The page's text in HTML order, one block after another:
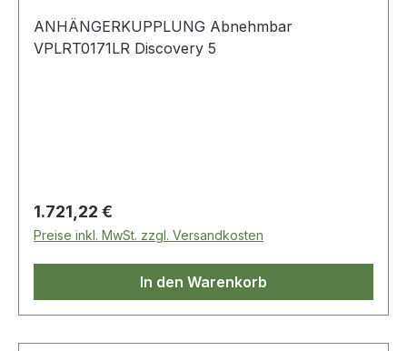
ANHÄNGERKUPPLUNG Abnehmbar
Regulärer Preis:
1.721,22 €
Preise inkl. MwSt. zzgl. Versandkosten
In den Warenkorb